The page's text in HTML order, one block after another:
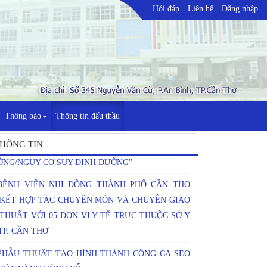
Hỏi đáp Liên hệ Đăng nhập
Thông báo Thông tin đấu thầu
TIN
HOẠT KHOA HỌC KỸ THUẬT CHUYÊN ĐỀ
HÀNH LÂM SÀNG TRONG TƯ VẤN DINH
NGUY CƠ SUY DINH DƯỠNG"
VIỆN NHI ĐỒNG THÀNH PHỐ CẦN THƠ
HỢP TÁC CHUYÊN MÔN VÀ CHUYỂN GIAO
VỚI 05 ĐƠN VỊ Y TẾ TRỰC THUỘC SỞ Y
CẦN THƠ
THUẬT TẠO HÌNH THÀNH CÔNG CA SẸO
NẶNG VÙNG CỔ